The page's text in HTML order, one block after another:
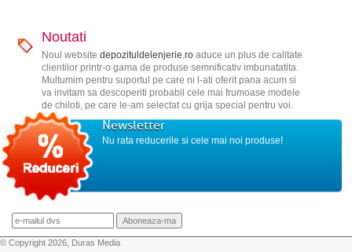
Noutati
Noul website depozituldelenjerie.roaduce un plus de calitate
clientilor printr-o gama de produse semnificativ imbunatatita.
Multumim pentru suportul pe care ni l-ati oferit pana acum si
va invitam sa descoperiti probabil cele mai frumoase modele
de chiloti, pe care le-am selectat cu grija special pentru voi.
Newsletter
Nu rata reducerile si cele mai noi produse!
© Copyright 2026, Duras Media